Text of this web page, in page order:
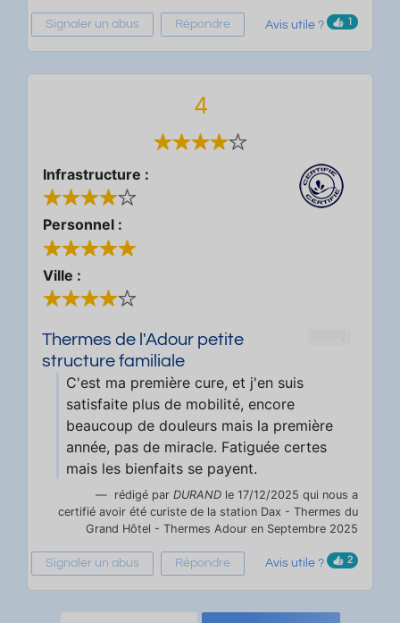
Signaler un abus Répondre Avis utile ? 1
4
Infrastructure :
Personnel :
Ville :
Thermes de l'Adour petite
structure familiale
C'est ma première cure, et j'en suis
satisfaite plus de mobilité, encore
beaucoup de douleurs mais la première
année, pas de miracle. Fatiguée certes
mais les bienfaits se payent.
rédigé par DURAND le 17/12/2025 qui nous a
certifié avoir été curiste de la station Dax - Thermes du
Grand Hôtel - Thermes Adour en Septembre 2025
Signaler un abus Répondre Avis utile ? 2